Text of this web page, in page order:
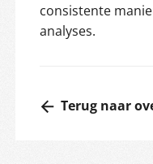
consistente
analyses.
Terug naar